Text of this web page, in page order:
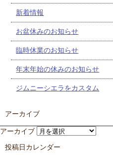
新着情報
お盆休みのお知らせ
臨時休業のお知らせ
年末年始の休みのお知らせ
ジムニーシエラをカスタム
アーカイブ
アーカイブ
投稿日カレンダー